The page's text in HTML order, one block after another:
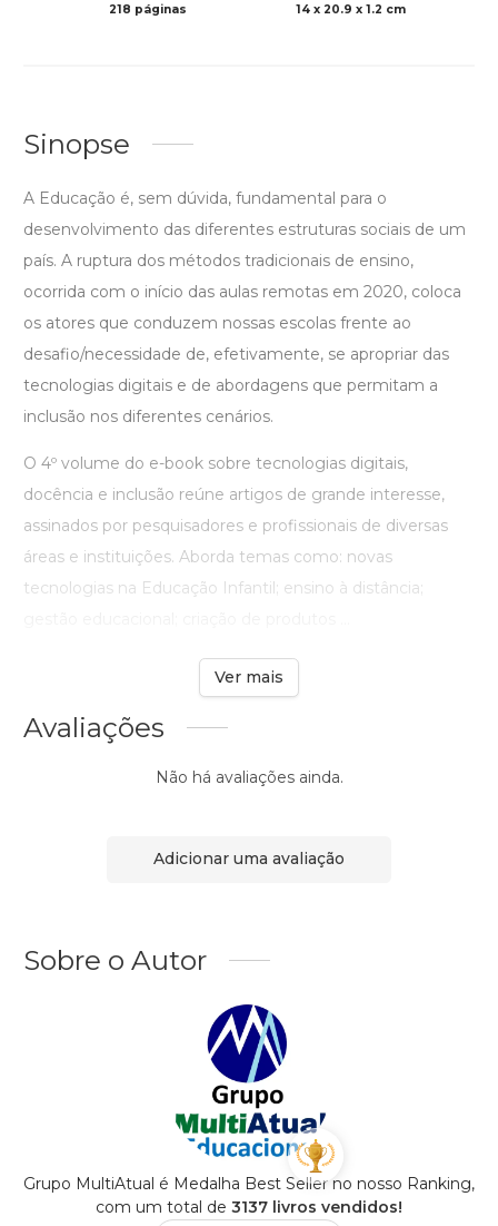
218 páginas 14 x 20.9 x 1.2 cm
Sinopse
A Educação é, sem dúvida, fundamental para o
desenvolvimento das diferentes estruturas sociais de um
país. A ruptura dos métodos tradicionais de ensino,
ocorrida com o início das aulas remotas em 2020, coloca
os atores que conduzem nossas escolas frente ao
desafio/necessidade de, efetivamente, se apropriar das
tecnologias digitais e de abordagens que permitam a
inclusão nos diferentes cenários.
O 4º volume do e-book sobre tecnologias digitais,
docência e inclusão reúne artigos de grande interesse,
assinados por pesquisadores e profissionais de diversas
áreas e instituições. Aborda temas como: novas
tecnologias na Educação Infantil; ensino à distância;
Ver mais
Avaliações
Não há avaliações ainda.
Adicionar uma avaliação
Sobre o Autor
Grupo MultiAtual é Medalha Best Seller no nosso Ranking,
com um total de 3137 livros vendidos!